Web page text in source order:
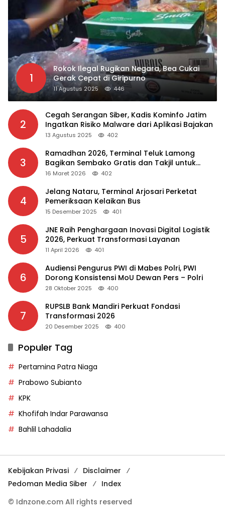
1
Rokok Ilegal Rugikan Negara, Bea Cukai
Gerak Cepat di Giripurno
11 Agustus 2025 446
2
Cegah Serangan Siber, Kadis Kominfo Jatim
Ingatkan Risiko Malware dari Aplikasi Bajakan
13 Agustus 2025 402
3
Ramadhan 2026, Terminal Teluk Lamong
Bagikan Sembako Gratis dan Takjil untuk
Masyarakat
16 Maret 2026 402
4
Jelang Nataru, Terminal Arjosari Perketat
Pemeriksaan Kelaikan Bus
15 Desember 2025 401
5
JNE Raih Penghargaan Inovasi Digital Logistik
2026, Perkuat Transformasi Layanan
11 April 2026 401
6
Audiensi Pengurus PWI di Mabes Polri, PWI
Dorong Konsistensi MoU Dewan Pers – Polri
28 Oktober 2025 400
7
RUPSLB Bank Mandiri Perkuat Fondasi
Transformasi 2026
20 Desember 2025 400
Populer Tag
Pertamina Patra Niaga
Prabowo Subianto
KPK
Khofifah Indar Parawansa
Bahlil Lahadalia
Kebijakan Privasi
Disclaimer
Pedoman Media Siber
Index
© Idnzone.com All rights reserved